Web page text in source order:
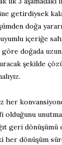
getirdiysek
doğa
içeriğe
göre doğada
şekilde
her
geri
her dönüşüm